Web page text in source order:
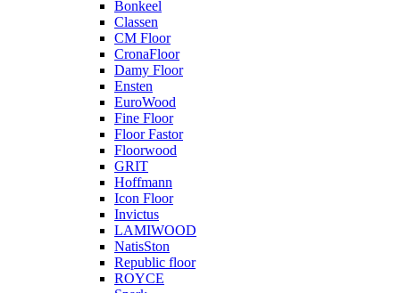
Bonkeel
Classen
CM Floor
CronaFloor
Damy Floor
Ensten
EuroWood
Fine Floor
Floor Fastor
Floorwood
GRIT
Hoffmann
Icon Floor
Invictus
LAMIWOOD
NatisSton
Republic floor
ROYCE